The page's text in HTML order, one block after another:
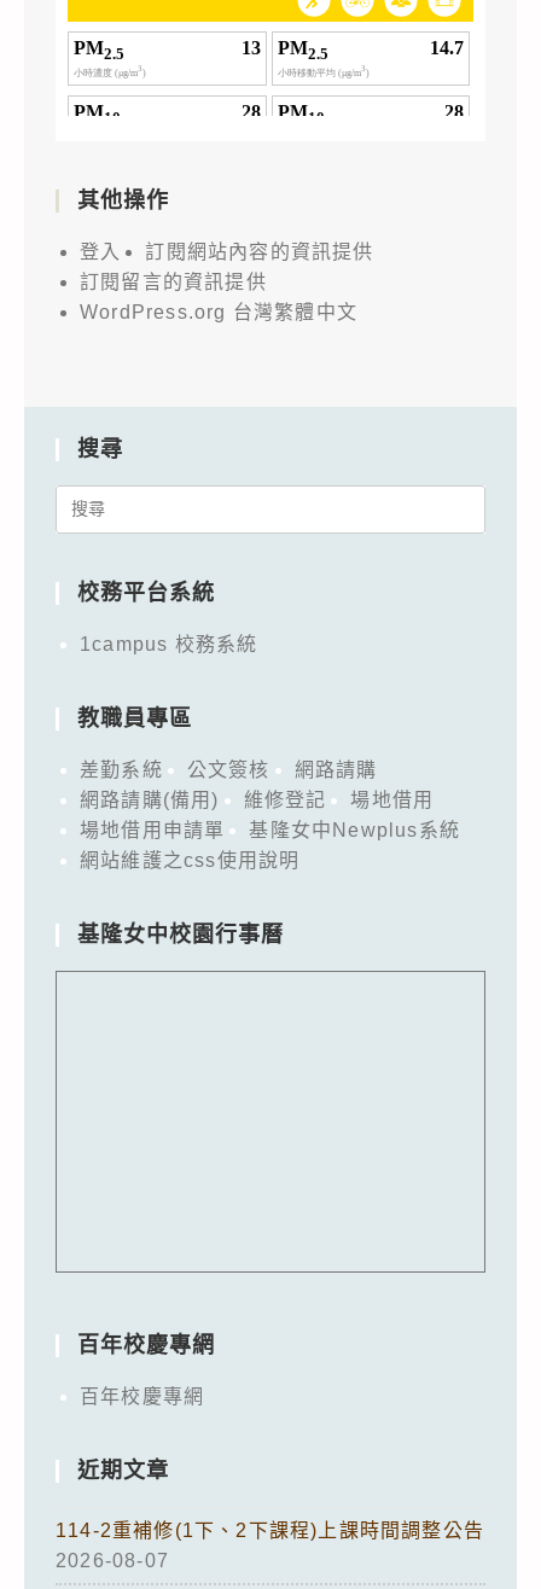
其他操作
登入
訂閱網站內容的資訊提供
訂閱留言的資訊提供
WordPress.org 台灣繁體中文
搜尋
Search
校務平台系統
1campus 校務系統
教職員專區
差勤系統 公文簽核
網路請購
網路請購(備用)
維修登記
場地借用
場地借用申請單
基隆女中Newplus系統
網站維護之css使用說明
基隆女中校園行事曆
百年校慶專網
百年校慶專網
近期文章
114-2重補修(1下、2下課程)上課時間調整公告
2026-08-07